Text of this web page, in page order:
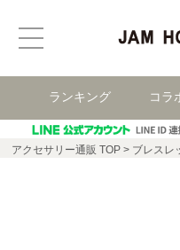
ランキング コラ
アクセサリー通販 TOP ブレスレ